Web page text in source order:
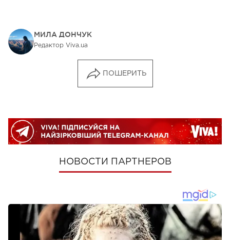
МИЛА ДОНЧУК
Редактор Viva.ua
ПОШЕРИТЬ
НОВОСТИ ПАРТНЕРОВ